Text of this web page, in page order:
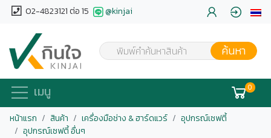
02-4823121 ต่อ 15 @kinjai
พิมพ์คำค้นหาสินค้า ค้นหา
เมนู 0
หน้าแรก สินค้า เครื่องมือช่าง & ฮาร์ดแวร์
อุปกรณ์เซฟตี้
อุปกรณ์เซฟตี้ อื่นๆ